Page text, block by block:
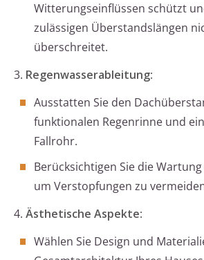
Witterungseinflüssen schützt
zulässigen Überstandslängen
überschreitet.
3. Regenwasserableitung:
Ausstatten Sie den
funktionalen Regenrinne und
Fallrohr.
Berücksichtigen Sie die
um Verstopfungen zu
4. Ästhetische Aspekte:
Wählen Sie Design und